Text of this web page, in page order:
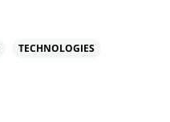
TECHNOLOGIES